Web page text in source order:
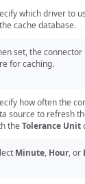
which driver to
cache database.
set, the
for caching.
how often the
source to refresh
the Tolerance Unit
Minute, Hour, or